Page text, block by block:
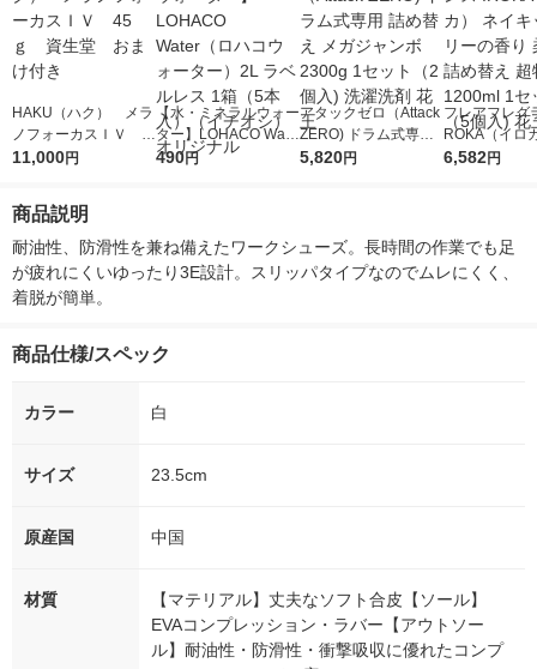
HAKU（ハク） メラ
ノフォーカスＩＶ 4
5ｇ 資生堂 おまけ
11,000円
【水・ミネラルウォー
ター】LOHACO Wate
r（ロハコウォータ
490円
アタックゼロ（Attack
ZERO) ドラム式専用
詰め替え メガジャン
5,820円
フレアフレグ
ROKA（イロ
イキッドリリ
6,582円
商品説明
耐油性、防滑性を兼ね備えたワークシューズ。長時間の作業でも足
が疲れにくいゆったり3E設計。スリッパタイプなのでムレにくく、
着脱が簡単。
商品仕様/スペック
カラー 白
サイズ 23.5cm
原産国 中国
材質
【マテリアル】丈夫なソフト合皮【ソール】
EVAコンプレッション・ラバー【アウトソー
ル】耐油性・防滑性・衝撃吸収に優れたコンプ